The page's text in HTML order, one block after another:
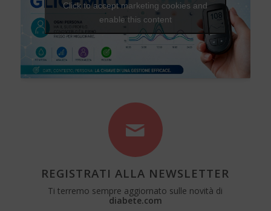
Click to accept marketing cookies and
enable this content
REGISTRATI ALLA NEWSLETTER
Ti terremo sempre aggiornato sulle novità di
diabete.com